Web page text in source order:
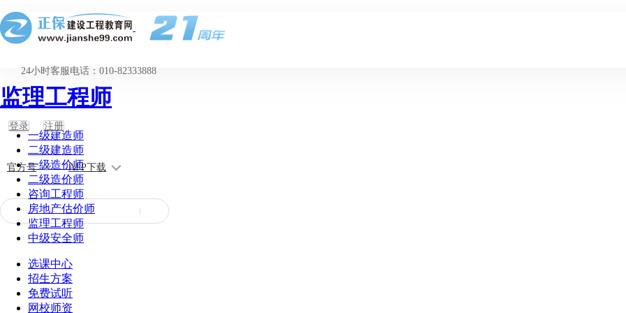
24小时客服电话：010-82333888
登录 注册
官方号 APP下载
监理工程师
一级建造师
二级建造师
一级造价师
二级造价师
咨询工程师
房地产估价师
监理工程师
中级安全师
选课中心
招生方案
免费试听
网校师资